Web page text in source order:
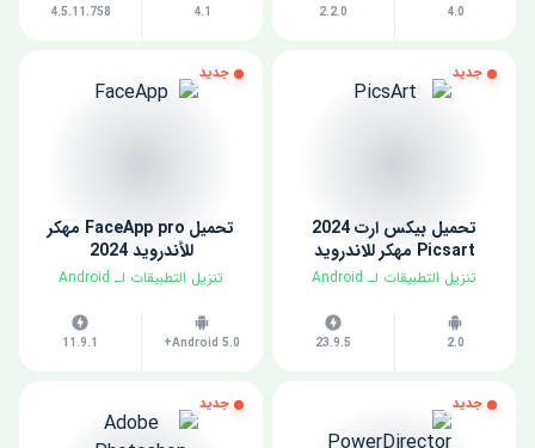
4.0
2.2.0
4.1
4.5.11.758
جديد
تحميل بيكس ارت 2024
Picsart مهكر للاندرويد
​تنزيل التطبيقات لـ ​Android
2.0
23.9.5
جديد
تحميل FaceApp pro مهكر
للأندرويد 2024
​تنزيل التطبيقات لـ ​Android
Android 5.0+
11.9.1
جديد جديد